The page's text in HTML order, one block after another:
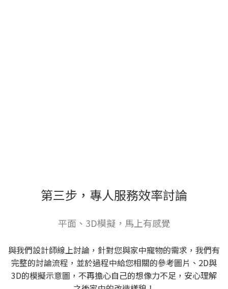
第三步，專人服務效率討論
與我們設計師線上討論，針對您與家中寵物的需求，我們有
完整的討論流程，並於過程中給您相關的參考圖片、2D與
3D的模擬示意圖，不再擔心自己的想像力不足，安心理解